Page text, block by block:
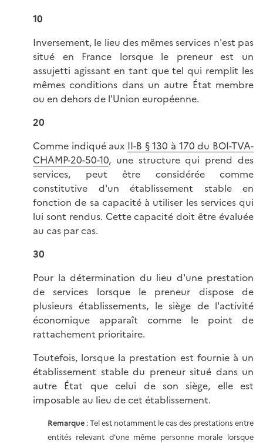
10
Inversement, le lieu des mêmes services n'est pas
situé en France lorsque le preneur est un
assujetti agissant en tant que tel qui remplit les
mêmes conditions dans un autre État membre
ou en dehors de l'Union européenne.
20
Comme indiqué aux II-B § 130 à 170 du BOI-TVA-
CHAMP-20-50-10, une structure qui prend des
services, peut être considérée comme
constitutive d'un établissement stable en
fonction de sa capacité à utiliser les services qui
lui sont rendus. Cette capacité doit être évaluée
au cas par cas.
30
Pour la détermination du lieu d'une prestation
de services lorsque le preneur dispose de
plusieurs établissements, le siège de l'activité
économique apparaît comme le point de
rattachement prioritaire.
Toutefois, lorsque la prestation est fournie à un
établissement stable du preneur situé dans un
autre État que celui de son siège, elle est
imposable au lieu de cet établissement.
Remarque: Tel est notamment le cas des prestations entre
entités relevant d'une même personne morale lorsque